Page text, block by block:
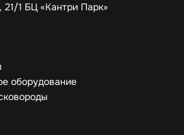
1 БЦ «Кантри Парк»
оборудование